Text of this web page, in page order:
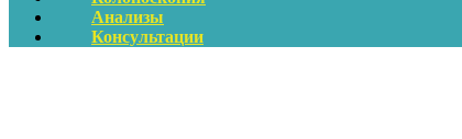
Анализы
Консультации